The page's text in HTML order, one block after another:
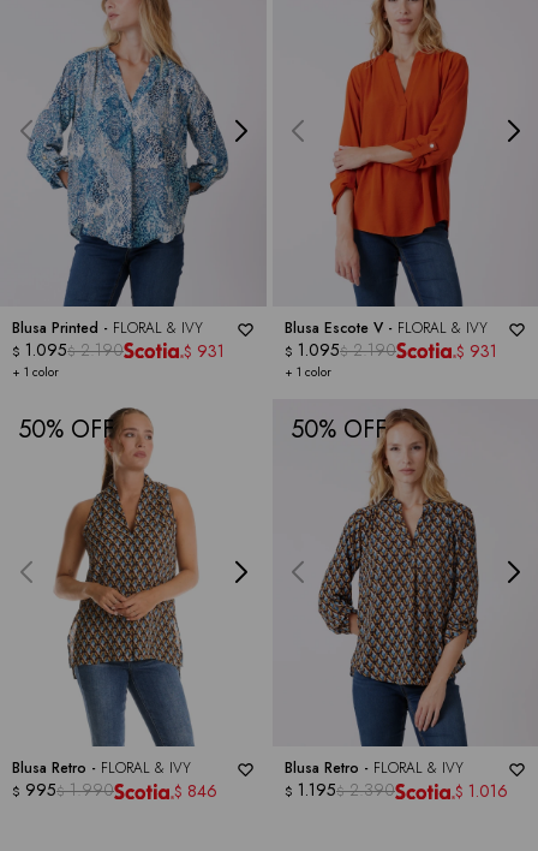
Blusa Printed - FLORAL & IVY
+ 1 color
$ 1.095$ 2.190 $ 931
Blusa Escote V - FLORAL & IVY
+ 1 color
$ 1.095$ 2.190 $ 931
50
Blusa Retro - FLORAL & IVY
$ 995$ 1.990 $ 846
50
Blusa Retro - FLORAL & IVY
$ 1.195$ 2.390 $ 1.016